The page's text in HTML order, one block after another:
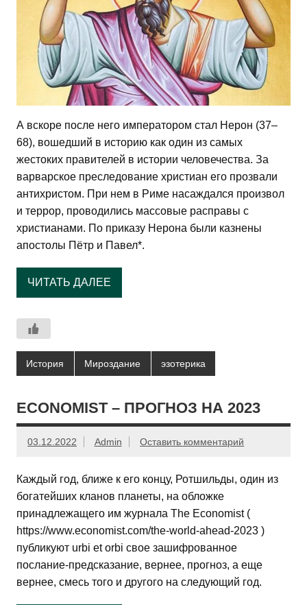
А вскоре после него императором стал Нерон (37–
68), вошедший в историю как один из самых
жестоких правителей в истории человечества. За
варварское преследование христиан его прозвали
антихристом. При нем в Риме насаждался произвол
и террор, проводились массовые расправы с
христианами. По приказу Нерона были казнены
апостолы Пётр и Павел*.
ЧИТАТЬ ДАЛЕЕ
История Мироздание эзотерика
ECONOMIST – ПРОГНОЗ НА 2023
03.12.2022 Admin Оставить комментарий
Каждый год, ближе к его концу, Ротшильды, один из
богатейших кланов планеты, на обложке
принадлежащего им журнала The Economist (
https://www.economist.com/the-world-ahead-2023 )
публикуют urbi et orbi свое зашифрованное
послание-предсказание, вернее, прогноз, а еще
вернее, смесь того и другого на следующий год.